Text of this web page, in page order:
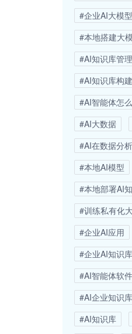
#企业AI大模型
#本地搭建大
#AI知识库管理
#AI知识库构建
#AI智能体怎
#AI大数据
#AI在数据分
#本地AI模型
#本地部署AI
#训练私有化
#企业AI应用
#企业AI知识库
#AI智能体软件
#AI企业知识库
#AI知识库